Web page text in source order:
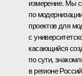
измерение. Мы
по
проектов для
с
касающийся
по сути,
в регионе